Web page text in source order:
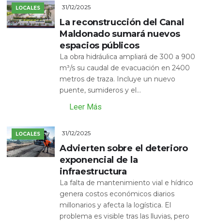
LOCALES 31/12/2025
La reconstrucción del Canal
Maldonado sumará nuevos
espacios públicos
La obra hidráulica ampliará de 300 a 900
m³/s su caudal de evacuación en 2400
metros de traza. Incluye un nuevo
puente, sumideros y el...
Leer Más
LOCALES 31/12/2025
Advierten sobre el deterioro
exponencial de la
infraestructura
La falta de mantenimiento vial e hídrico
genera costos económicos diarios
millonarios y afecta la logística. El
problema es visible tras las lluvias, pero